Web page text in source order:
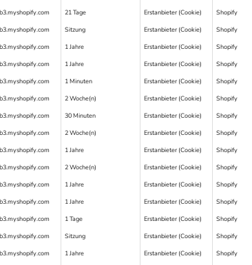
21 Tage Erstanbieter (Cookie) Shopify
Sitzung Erstanbieter (Cookie) Shopify
1 Jahre Erstanbieter (Cookie) Shopify
1 Jahre Erstanbieter (Cookie) Shopify
1 Minuten Erstanbieter (Cookie) Shopify
2 Woche(n) Erstanbieter (Cookie) Shopify
30 Minuten Erstanbieter (Cookie) Shopify
2 Woche(n) Erstanbieter (Cookie) Shopify
1 Jahre Erstanbieter (Cookie) Shopify
2 Woche(n) Erstanbieter (Cookie) Shopify
1 Jahre Erstanbieter (Cookie) Shopify
1 Jahre Erstanbieter (Cookie) Shopify
1 Tage Erstanbieter (Cookie) Shopify
Sitzung Erstanbieter (Cookie) Shopify
1 Jahre Erstanbieter (Cookie) Shopify